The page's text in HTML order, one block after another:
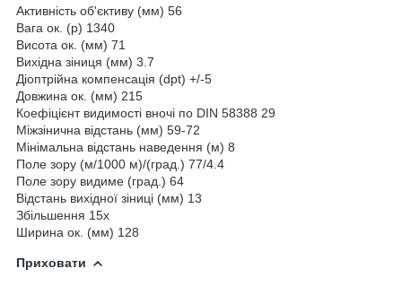
Активність об'єктиву (мм) 56
Вага ок. (р) 1340
Висота ок. (мм) 71
Вихідна зіниця (мм) 3.7
Діоптрійна компенсація (dpt) +/-5
Довжина ок. (мм) 215
Коефіцієнт видимості вночі по DIN 58388 29
Міжзінична відстань (мм) 59-72
Мінімальна відстань наведення (м) 8
Поле зору (м/1000 м)/(град.) 77/4.4
Поле зору видиме (град.) 64
Відстань вихідної зіниці (мм) 13
Збільшення 15x
Ширина ок. (мм) 128
Приховати